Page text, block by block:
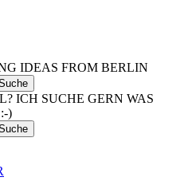
IDEAS FROM BERLIN
ICH SUCHE GERN WAS
)